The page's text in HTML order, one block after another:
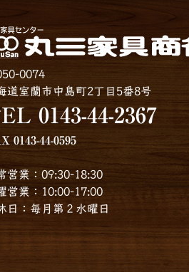
0074
道室蘭市中島町2丁目5番8号
0143-44-2367
0143-44-0595
営業：09:30-18:30
営業：10:00-17:00
日：毎月第２水曜日